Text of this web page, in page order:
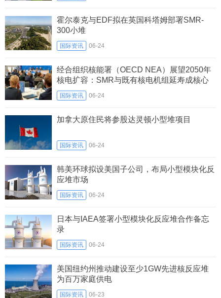
霍尔泰克与EDF拟在英国科塔姆部署SMR-
300小堆
国际资讯 06-24
经合组织核能署（OECD NEA）展望2050年
核电扩容：SMR与既有核电机组延寿成核心
变量
国际资讯 06-24
加拿大原住民将参股达灵顿小型堆项目
国际资讯 06-24
韩美环球拟设美国子公司，布局小型模块化反
应堆市场
国际资讯 06-24
日本与IAEA签署小型模块化反应堆合作备忘
录
国际资讯 06-24
美国纽约州推动建设至少1GW先进核反应堆
为百万家庭供电
国际资讯 06-23